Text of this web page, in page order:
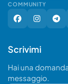
COMMUNITY
Scrivimi
Hai una
messaggio.